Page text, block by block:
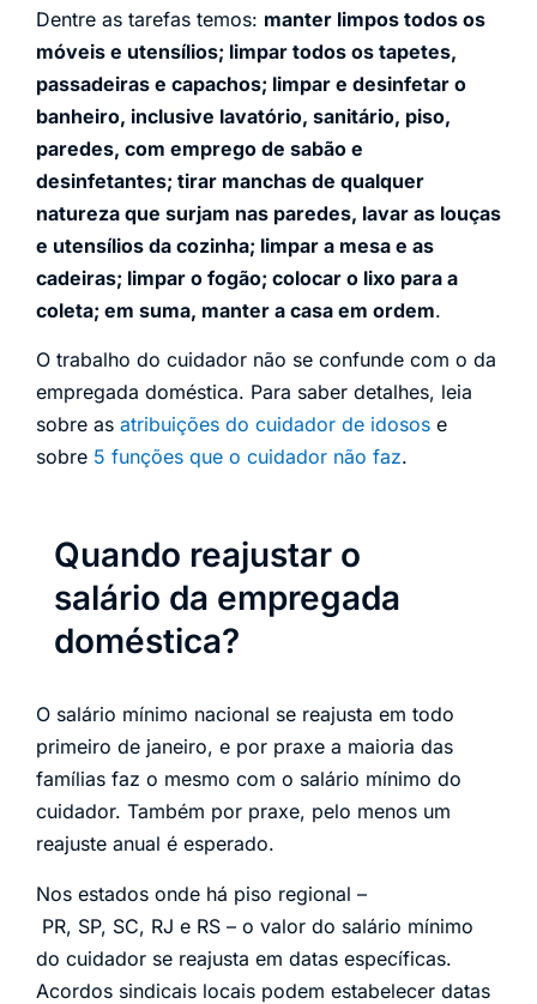
Dentre as tarefas temos: manter limpos todos os
móveis e utensílios; limpar todos os tapetes,
passadeiras e capachos; limpar e desinfetar o
banheiro, inclusive lavatório, sanitário, piso,
paredes, com emprego de sabão e
desinfetantes; tirar manchas de qualquer
natureza que surjam nas paredes, lavar as louças
e utensílios da cozinha; limpar a mesa e as
cadeiras; limpar o fogão; colocar o lixo para a
coleta; em suma, manter a casa em ordem.
O trabalho do cuidador não se confunde com o da
empregada doméstica. Para saber detalhes, leia
sobre as atribuições do cuidador de idosos e
sobre 5 funções que o cuidador não faz.
Quando reajustar o
salário da empregada
doméstica?
O salário mínimo nacional se reajusta em todo
primeiro de janeiro, e por praxe a maioria das
famílias faz o mesmo com o salário mínimo do
cuidador. Também por praxe, pelo menos um
reajuste anual é esperado.
Nos estados onde há piso regional –
PR, SP, SC, RJ e RS – o valor do salário mínimo
do cuidador se reajusta em datas específicas.
Acordos sindicais locais podem estabelecer datas